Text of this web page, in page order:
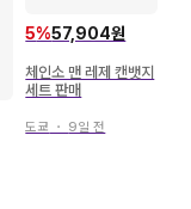
5%57,904원
체인소 맨 레제 캔뱃지
세트 판매
도쿄 ・ 9일 전